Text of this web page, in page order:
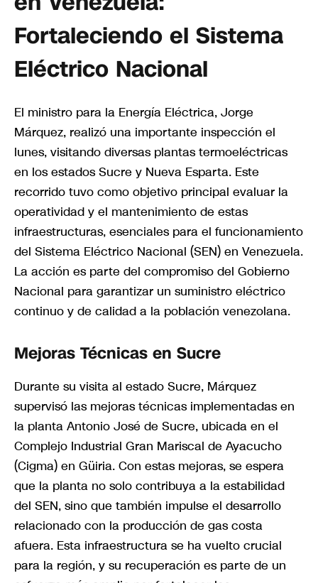
Fortaleciendo el Sistema
Eléctrico Nacional
El ministro para la Energía Eléctrica, Jorge
Márquez, realizó una importante inspección el
lunes, visitando diversas plantas termoeléctricas
en los estados Sucre y Nueva Esparta. Este
recorrido tuvo como objetivo principal evaluar la
operatividad y el mantenimiento de estas
infraestructuras, esenciales para el funcionamiento
del Sistema Eléctrico Nacional (SEN) en Venezuela.
La acción es parte del compromiso del Gobierno
Nacional para garantizar un suministro eléctrico
continuo y de calidad a la población venezolana.
Mejoras Técnicas en Sucre
Durante su visita al estado Sucre, Márquez
supervisó las mejoras técnicas implementadas en
la planta Antonio José de Sucre, ubicada en el
Complejo Industrial Gran Mariscal de Ayacucho
(Cigma) en Güiria. Con estas mejoras, se espera
que la planta no solo contribuya a la estabilidad
del SEN, sino que también impulse el desarrollo
relacionado con la producción de gas costa
afuera. Esta infraestructura se ha vuelto crucial
para la región, y su recuperación es parte de un